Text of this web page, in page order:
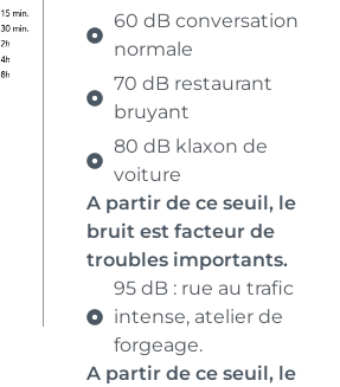
60 dB conversation
normale
70 dB restaurant
bruyant
80 dB klaxon de
voiture
A partir de ce seuil, le
bruit est facteur de
troubles importants.
95 dB : rue au trafic
intense, atelier de
forgeage.
A partir de ce seuil, le